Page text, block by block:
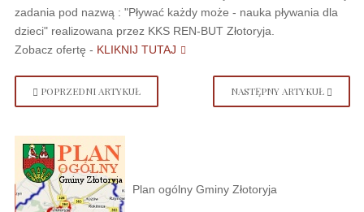
zadania pod nazwą : "Pływać każdy może - nauka pływania dla
dzieci" realizowana przez KKS REN-BUT Złotoryja.
Zobacz ofertę - KLIKNIJ TUTAJ
POPRZEDNI ARTYKUŁ NASTĘPNY ARTYKUŁ
Plan ogólny Gminy Złotoryja